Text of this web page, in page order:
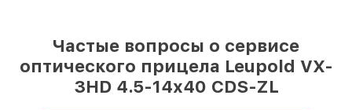
Частые вопросы о сервисе
оптического прицела Leupold VX-
3HD 4.5-14x40 CDS-ZL